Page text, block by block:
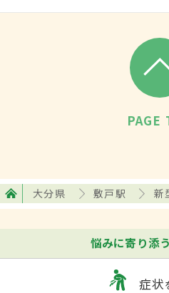
PAGE
大分県 敷戸駅 新
悩みに寄り添
症状